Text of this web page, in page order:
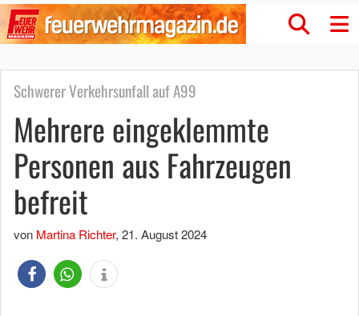
Schwerer Verkehrsunfall auf A99
Mehrere eingeklemmte
Personen aus Fahrzeugen
befreit
von Martina Richter, 21. August 2024